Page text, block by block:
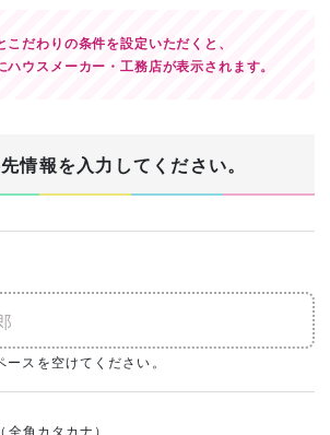
こだわりの条件を設定いただくと、
ハウスメーカー・工務店が表示されます。
情報を入力してください。
スを空けてください。
（全角カタカナ）